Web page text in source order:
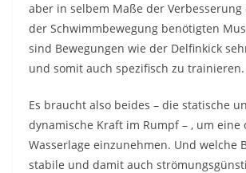
aber in selbem Maße der
der Schwimmbewegung benötigten
sind Bewegungen wie der Delfinkick
und somit auch spezifisch zu trainieren.
Es braucht also beides – die statische
dynamische Kraft im Rumpf – , um eine
Wasserlage einzunehmen. Und welche
stabile und damit auch